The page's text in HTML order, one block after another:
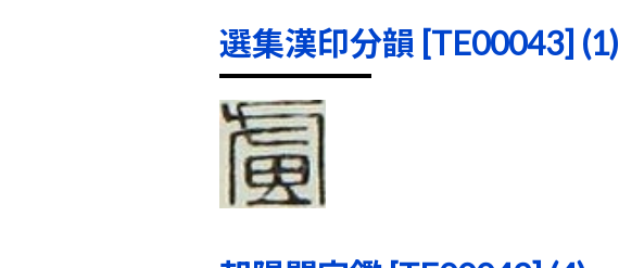
選集漢印分韻 [TE00043] (1)